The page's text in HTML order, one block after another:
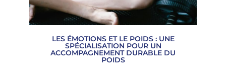
LES ÉMOTIONS ET LE POIDS : UNE
SPÉCIALISATION POUR UN
ACCOMPAGNEMENT DURABLE DU
POIDS